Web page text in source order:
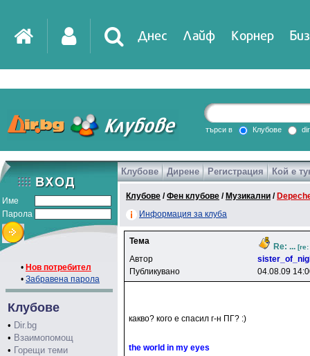
Днес Лайф Корнер
DirTV Impressio
Games
търси в Клубове
Име
Парола
• Нов потребител
• Забравена парола
Клубове
• Dir.bg
• Взаимопомощ
• Горещи теми
Клубове Дирене Регистрация Кой е
Клубове /Фен клубове / Музикални /
Информация за клуба
Тема
Re: ... [re:
Автор
Публикувано
04.08.09
какво? кого е спасил г-н ПГ? :)
the world in my eyes